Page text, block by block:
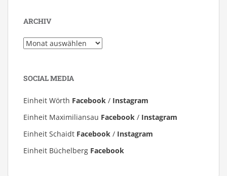
ARCHIV
Archiv
SOCIAL MEDIA
Einheit Wörth Facebook / Instagram
Einheit Maximiliansau Facebook / Instagram
Einheit Schaidt Facebook / Instagram
Einheit Büchelberg Facebook